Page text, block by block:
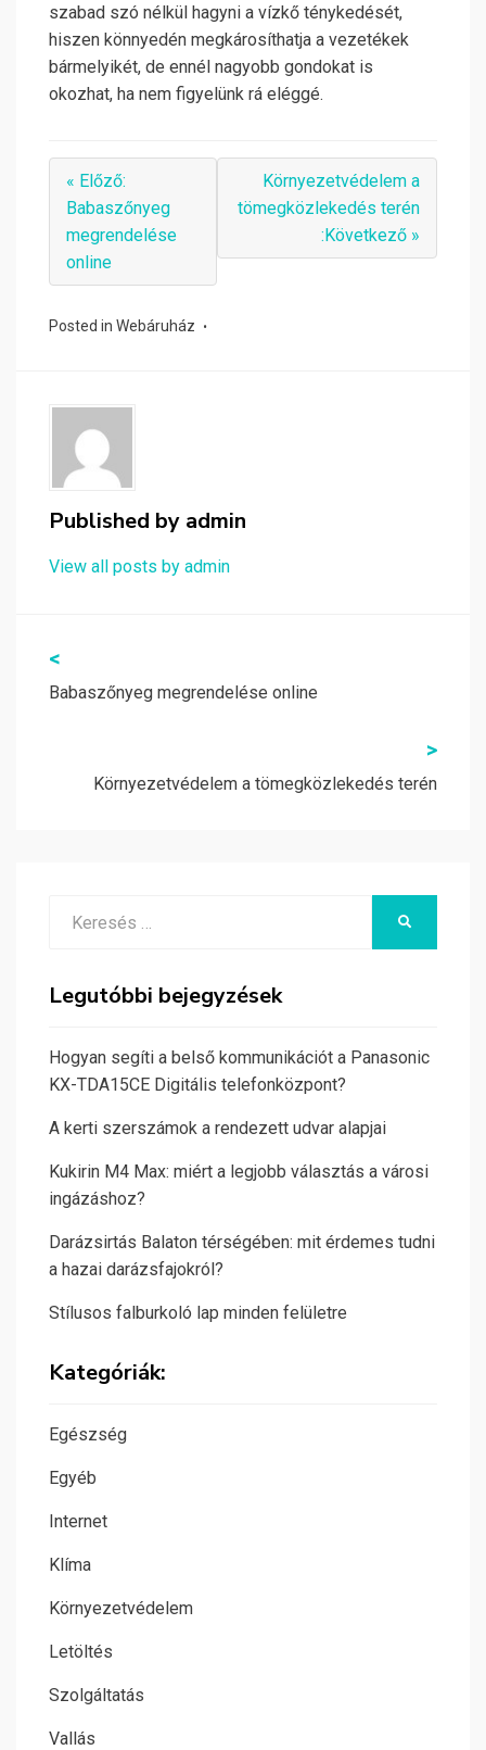
szabad szó nélkül hagyni a vízkő ténykedését,
hiszen könnyedén megkárosíthatja a vezetékek
bármelyikét, de ennél nagyobb gondokat is
okozhat, ha nem figyelünk rá eléggé.
« Előző:
Babaszőnyeg
megrendelése
online
Környezetvédelem a
tömegközlekedés terén
:Következő »
Posted in Webáruház
Published by admin
View all posts by admin
Bejegyzés
navigáció
<
Babaszőnyeg megrendelése online
>
Környezetvédelem a tömegközlekedés terén
Legutóbbi bejegyzések
Hogyan segíti a belső kommunikációt a Panasonic
KX-TDA15CE Digitális telefonközpont?
A kerti szerszámok a rendezett udvar alapjai
Kukirin M4 Max: miért a legjobb választás a városi
ingázáshoz?
Darázsirtás Balaton térségében: mit érdemes tudni
a hazai darázsfajokról?
Stílusos falburkoló lap minden felületre
Kategóriák:
Egészség
Egyéb
Internet
Klíma
Környezetvédelem
Letöltés
Szolgáltatás
Vallás